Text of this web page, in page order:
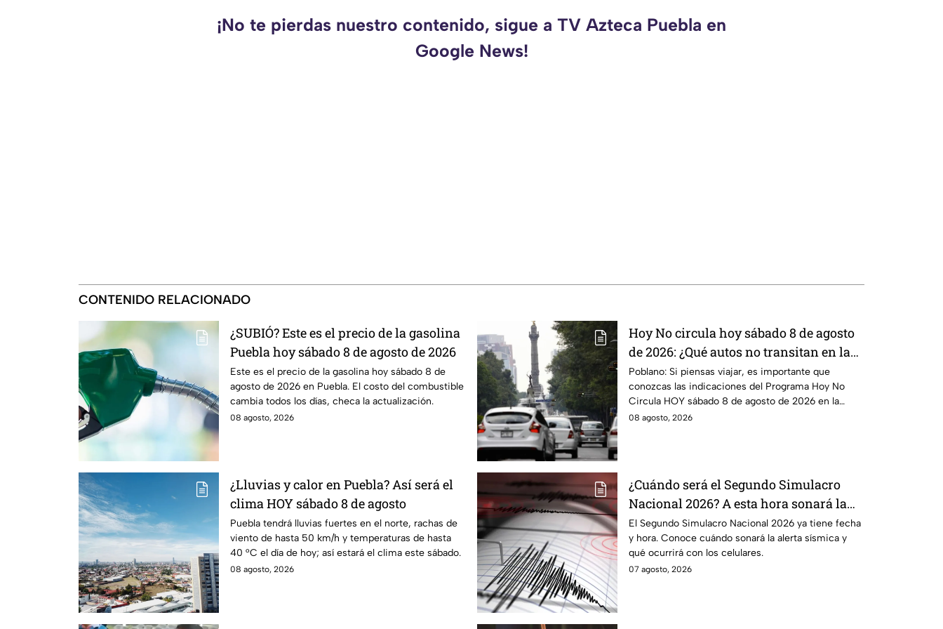
¡No te pierdas nuestro contenido, sigue a TV Azteca Puebla en
Google News!
CONTENIDO RELACIONADO
¿SUBIÓ? Este es el precio de la gasolina
Puebla hoy sábado 8 de agosto de 2026
Este es el precio de la gasolina hoy sábado 8 de
agosto de 2026 en Puebla. El costo del combustible
cambia todos los días, checa la actualización.
08 agosto, 2026
Hoy No circula hoy sábado 8 de agosto
de 2026: ¿Qué autos no transitan en la
CDMX y EdoMex?
Poblano: Si piensas viajar, es importante que
conozcas las indicaciones del Programa Hoy No
Circula HOY sábado 8 de agosto de 2026 en la
CDMX y EdoMex.
08 agosto, 2026
¿Lluvias y calor en Puebla? Así será el
clima HOY sábado 8 de agosto
Puebla tendrá lluvias fuertes en el norte, rachas de
viento de hasta 50 km/h y temperaturas de hasta
40 °C el día de hoy; así estará el clima este sábado.
08 agosto, 2026
¿Cuándo será el Segundo Simulacro
Nacional 2026? A esta hora sonará la
alerta sísmica
El Segundo Simulacro Nacional 2026 ya tiene fecha
y hora. Conoce cuándo sonará la alerta sísmica y
qué ocurrirá con los celulares.
07 agosto, 2026